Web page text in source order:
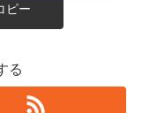
ピー
る